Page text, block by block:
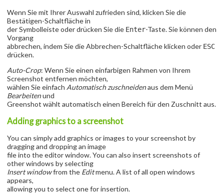
Wenn Sie mit Ihrer Auswahl zufrieden sind, klicken Sie die
Bestätigen-Schaltfläche in
der Symbolleiste oder drücken Sie die Enter-Taste. Sie können den
Vorgang
abbrechen, indem Sie die Abbrechen-Schaltfläche klicken oder ESC
drücken.
Auto-Crop: Wenn Sie einen einfarbigen Rahmen von Ihrem
Screenshot entfernen möchten,
wählen Sie einfach Automatisch zuschneidenaus dem Menü
Bearbeitenund
Greenshot wählt automatisch einen Bereich für den Zuschnitt aus.
Adding graphics to a screenshot
You can simply add graphics or images to your screenshot by
dragging and dropping an image
file into the editor window. You can also insert screenshots of
other windows by selecting
Insert windowfrom the Editmenu. A list of all open windows
appears,
allowing you to select one for insertion.